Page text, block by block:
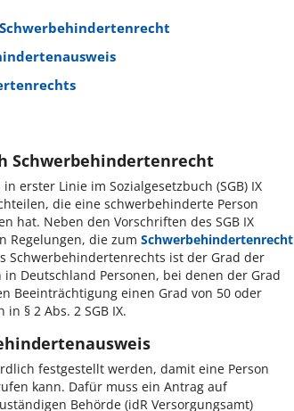
Schwerbehindertenrecht
erster Linie im Sozialgesetzbuch (SGB) IX
die eine schwerbehinderte Person
hat. Neben den Vorschriften des SGB IX
Regelungen, die zum Schwerbehindertenrecht
Schwerbehindertenrechts ist der Grad der
Deutschland Personen, bei denen der Grad
Beeinträchtigung einen Grad von 50 oder
§ 2 Abs. 2 SGB IX.
festgestellt werden, damit eine Person
kann. Dafür muss ein Antrag auf
Behörde (idR Versorgungsamt)